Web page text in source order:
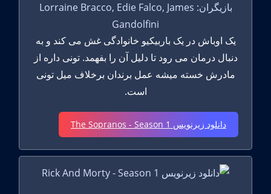
بازیگران: Lorraine Bracco, Edie Falco, James
Gandolfini
یک اوباش در یک باربیکیو خانوادگی غش می کند و به
دنبال درمان می رود تا دلیل آن را بفهمد. تونی داره از
مادرش خسته میشه عمل برندان برخلاف میل تونی
است.
دانلود زیرنویس The Sopranos - Season 1